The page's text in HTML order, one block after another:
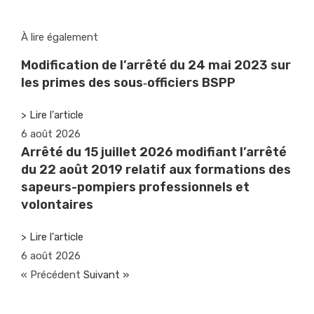
À lire également
Modification de l’arrêté du 24 mai 2023 sur
les primes des sous‑officiers BSPP
> Lire l'article
6 août 2026
Arrêté du 15 juillet 2026 modifiant l’arrêté
du 22 août 2019 relatif aux formations des
sapeurs-pompiers professionnels et
volontaires
> Lire l'article
6 août 2026
« Précédent Suivant »